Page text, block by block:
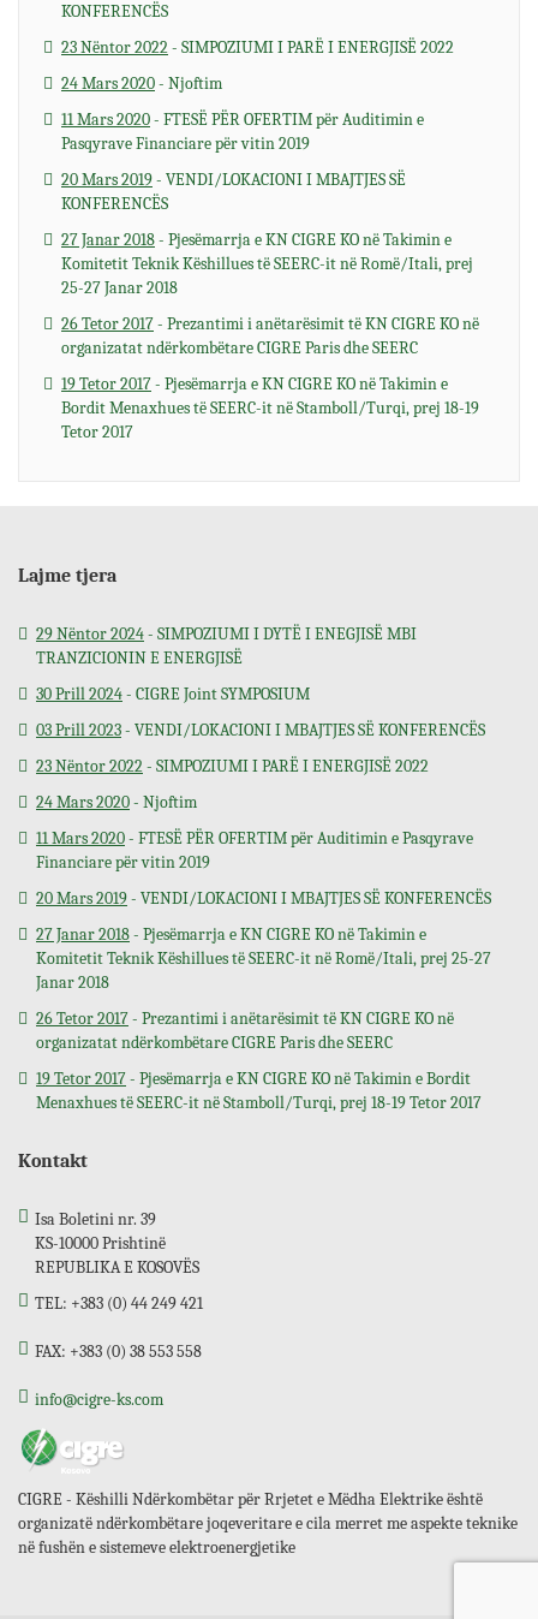
KONFERENCËS
23 Nëntor 2022- SIMPOZIUMI I PARË I ENERGJISË 2022
24 Mars 2020- Njoftim
11 Mars 2020- FTESË PËR OFERTIM për Auditimin e
Pasqyrave Financiare për vitin 2019
20 Mars 2019- VENDI/LOKACIONI I MBAJTJES SË
KONFERENCËS
27 Janar 2018- Pjesëmarrja e KN CIGRE KO në Takimin e
Komitetit Teknik Këshillues të SEERC-it në Romë/Itali, prej
25-27 Janar 2018
26 Tetor 2017- Prezantimi i anëtarësimit të KN CIGRE KO në
organizatat ndërkombëtare CIGRE Paris dhe SEERC
19 Tetor 2017- Pjesëmarrja e KN CIGRE KO në Takimin e
Bordit Menaxhues të SEERC-it në Stamboll/Turqi, prej 18-19
Tetor 2017
Lajme tjera
29 Nëntor 2024- SIMPOZIUMI I DYTË I ENEGJISË MBI
TRANZICIONIN E ENERGJISË
30 Prill 2024- CIGRE Joint SYMPOSIUM
03 Prill 2023- VENDI/LOKACIONI I MBAJTJES SË KONFERENCËS
23 Nëntor 2022- SIMPOZIUMI I PARË I ENERGJISË 2022
24 Mars 2020- Njoftim
11 Mars 2020- FTESË PËR OFERTIM për Auditimin e Pasqyrave
Financiare për vitin 2019
20 Mars 2019- VENDI/LOKACIONI I MBAJTJES SË KONFERENCËS
27 Janar 2018- Pjesëmarrja e KN CIGRE KO në Takimin e
Komitetit Teknik Këshillues të SEERC-it në Romë/Itali, prej 25-27
Janar 2018
26 Tetor 2017- Prezantimi i anëtarësimit të KN CIGRE KO në
organizatat ndërkombëtare CIGRE Paris dhe SEERC
19 Tetor 2017- Pjesëmarrja e KN CIGRE KO në Takimin e Bordit
Menaxhues të SEERC-it në Stamboll/Turqi, prej 18-19 Tetor 2017
Kontakt
Isa Boletini nr. 39
KS-10000 Prishtinë
REPUBLIKA E KOSOVËS
TEL: +383 (0) 44 249 421
FAX: +383 (0) 38 553 558
info@cigre-ks.com
CIGRE - Këshilli Ndërkombëtar për Rrjetet e Mëdha Elektrike është
organizatë ndërkombëtare joqeveritare e cila merret me aspekte teknike
në fushën e sistemeve elektroenergjetike